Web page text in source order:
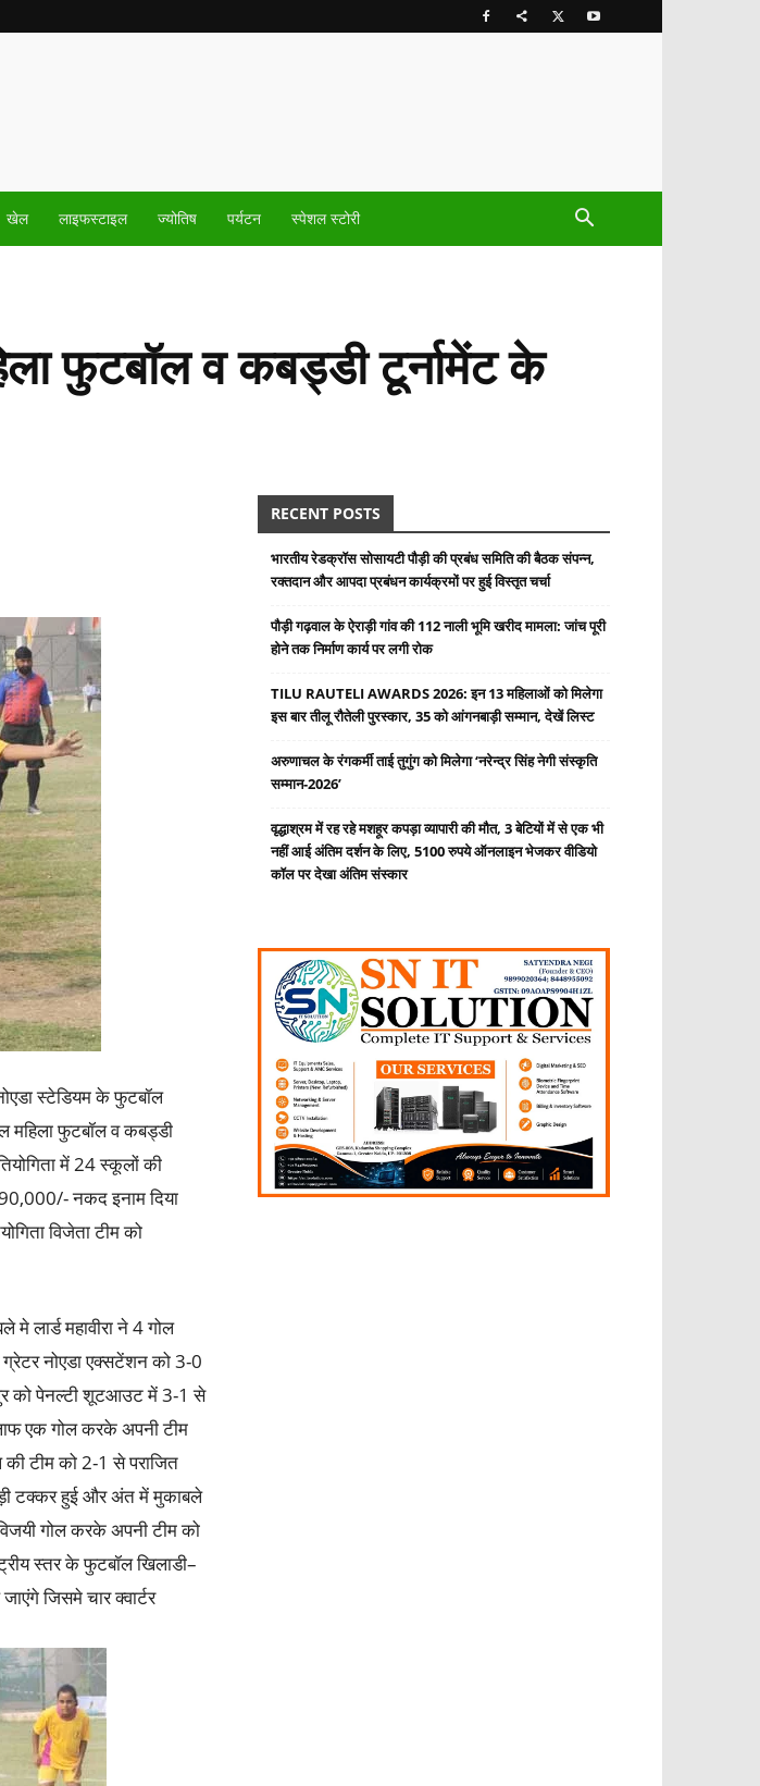
खेल लाइफस्टाइल ज्योतिष पर्यटन स्पेशल स्टोरी
फुटबॉल व कबड्डी टूर्नामेंट के
स्टेडियम के फुटबॉल
महिला फुटबॉल व कबड्डी
में 24 स्कूलों की
90,000/- नकद इनाम दिया
विजेता टीम को
लार्ड महावीरा ने 4 गोल
नोएडा एक्सटेंशन को 3-0
को पेनल्टी शूटआउट में 3-1 से
एक गोल करके अपनी टीम
टीम को 2-1 से पराजित
टक्कर हुई और अंत में मुकाबले
गोल करके अपनी टीम को
स्तर के फुटबॉल खिलाडी–
जिसमे चार क्वार्टर
RECENT POSTS
भारतीय रेडक्रॉस सोसायटी पौड़ी की प्रबंध समिति की बैठक संपन्न,
रक्तदान और आपदा प्रबंधन कार्यक्रमों पर हुई विस्तृत चर्चा
पौड़ी गढ़वाल के ऐराड़ी गांव की 112 नाली भूमि खरीद मामला: जांच पूरी
होने तक निर्माण कार्य पर लगी रोक
TILU RAUTELI AWARDS 2026: इन 13 महिलाओं को मिलेगा
इस बार तीलू रौतेली पुरस्कार, 35 को आंगनबाड़ी सम्मान, देखें लिस्ट
अरुणाचल के रंगकर्मी ताई तुगुंग को मिलेगा ‘नरेन्द्र सिंह नेगी संस्कृति
सम्मान-2026’
वृद्धाश्रम में रह रहे मशहूर कपड़ा व्यापारी की मौत, 3 बेटियों में से एक भी
नहीं आई अंतिम दर्शन के लिए, 5100 रुपये ऑनलाइन भेजकर वीडियो
कॉल पर देखा अंतिम संस्कार